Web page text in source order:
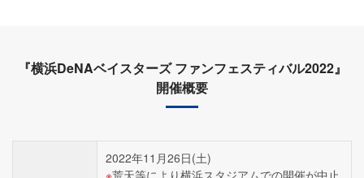
『横浜DeNAベイスターズ ファンフェスティバル2022』
開催概要
2022年11月26日(土)